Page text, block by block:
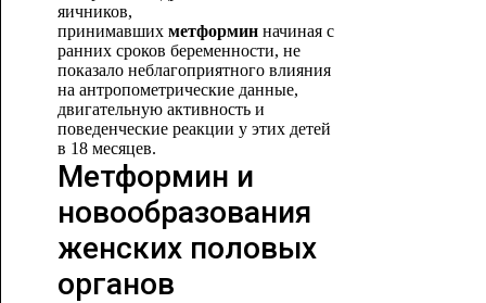
яичников,
принимавших метформинначиная с
ранних сроков беременности, не
показало неблагоприятного влияния
на антропометрические данные,
двигательную активность и
поведенческие реакции у этих детей
в 18 месяцев.
Метформин и
новообразования
женских половых
органов